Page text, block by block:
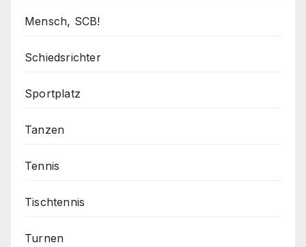
Mensch, SCB!
Schiedsrichter
Sportplatz
Tanzen
Tennis
Tischtennis
Turnen